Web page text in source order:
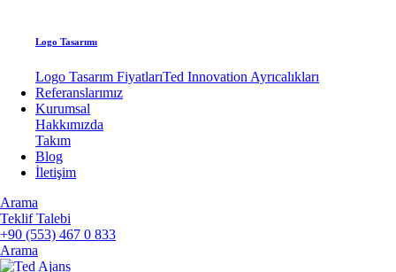
Logo Tasarımı
Logo Tasarım FiyatlarıTed Innovation Ayrıcalıkları
Referanslarımız
Kurumsal
Hakkımızda
Takım
Blog
İletişim
Arama
Teklif Talebi
+90 (553) 467 0 833
Arama